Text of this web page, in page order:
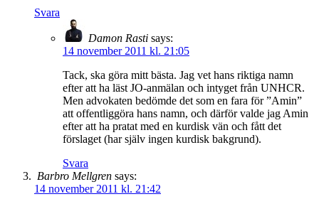
Svara
Damon Rasti says:
14 november 2011 kl. 21:05
Tack, ska göra mitt bästa. Jag vet hans riktiga namn
efter att ha läst JO-anmälan och intyget från UNHCR.
Men advokaten bedömde det som en fara för ”Amin”
att offentliggöra hans namn, och därför valde jag Amin
efter att ha pratat med en kurdisk vän och fått det
förslaget (har själv ingen kurdisk bakgrund).
Svara
Barbro Mellgren says:
14 november 2011 kl. 21:42